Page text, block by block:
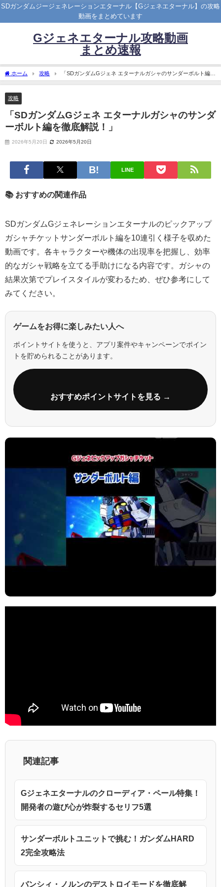
SDガンダムジージェネレーションエターナル【Gジェネエターナル】の攻略
動画をまとめています
Gジェネエターナル攻略動画
まとめ速報
ホーム 攻略
「SDガンダムGジェネ エターナルガシャのサンダーボルト編を
徹底解説！」
攻略
「SDガンダムGジェネ エターナルガシャのサンダ
ーボルト編を徹底解説！」
2026年5月20日 2026年5月20日
LINE
📚 おすすめの関連作品
SDガンダムGジェネレーションエターナルのピックアップ
ガシャチケットサンダーボルト編を10連引く様子を収めた
動画です。各キャラクターや機体の出現率を把握し、効率
的なガシャ戦略を立てる手助けになる内容です。ガシャの
結果次第でプレイスタイルが変わるため、ぜひ参考にして
みてください。
ゲームをお得に楽しみたい人へ
ポイントサイトを使うと、アプリ案件やキャンペーンでポイン
トを貯められることがあります。
おすすめポイントサイトを見る →
関連記事
Gジェネエターナルのクローディア・ペール特集！
開発者の遊び心が炸裂するセリフ5選
サンダーボルトユニットで挑む！ガンダムHARD
2完全攻略法
バンシィ・ノルンのデストロイモードを徹底解